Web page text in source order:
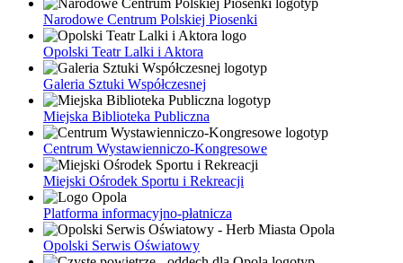
Narodowe Centrum Polskiej Piosenki
Opolski Teatr Lalki i Aktora
Galeria Sztuki Współczesnej
Miejska Biblioteka Publiczna
Centrum Wystawienniczo-Kongresowe
Miejski Ośrodek Sportu i Rekreacji
Platforma informacyjno-płatnicza
Opolski Serwis Oświatowy